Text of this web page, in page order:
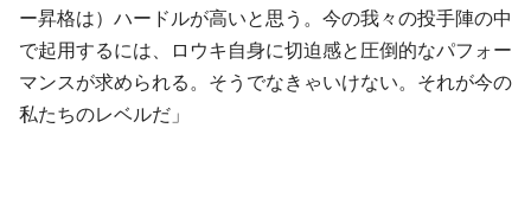
ー昇格は）ハードルが高いと思う。今の我々の投手陣の中
で起用するには、ロウキ自身に切迫感と圧倒的なパフォー
マンスが求められる。そうでなきゃいけない。それが今の
私たちのレベルだ」